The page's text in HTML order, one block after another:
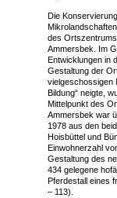
Die
des
Ammersbek. Im
Entwicklungen in
Gestaltung der
vielgeschossigen
Bildung“ neigte,
Mittelpunkt des
Ammersbek war
1978 aus den
Hoisbüttel und
Einwohnerzahl
Gestaltung des
434 gelegene
Pferdestall eines
– 113).